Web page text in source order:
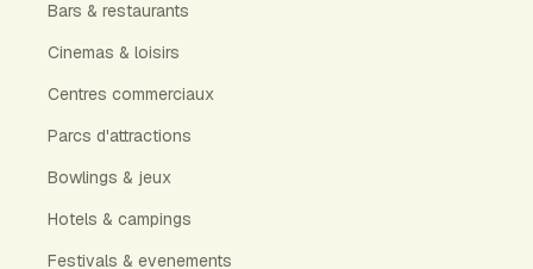
Bars & restaurants
Cinemas & loisirs
Centres commerciaux
Parcs d'attractions
Bowlings & jeux
Hotels & campings
Festivals & evenements